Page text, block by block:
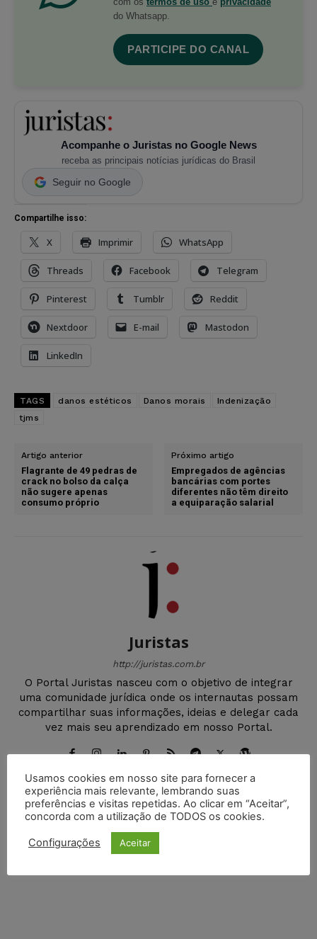
do Whatsapp.
PARTICIPE DO CANAL
Acompanhe o Juristas no Google News
receba as principais notícias jurídicas do Brasil
Seguir no Google
Compartilhe isso:
X Imprimir WhatsApp
Threads Facebook Telegram
Pinterest Tumblr Reddit
Nextdoor E-mail Mastodon
LinkedIn
TAGS danos estéticos Danos morais
Indenização
tjms
Artigo anterior
Flagrante de 49 pedras de
crack no bolso da calça
não sugere apenas
consumo próprio
Próximo artigo
Empregados de agências
bancárias com portes
diferentes não têm direito
a equiparação salarial
Juristas
http://juristas.com.br
O Portal Juristas nasceu com o objetivo de integrar
uma comunidade jurídica onde os internautas possam
compartilhar suas informações, ideias e delegar cada
vez mais seu aprendizado em nosso Portal.
DEIXE UM COMENTÁRIO
Default Comments (0) Facebook Comments
Usamos cookies em nosso site para fornecer a
experiência mais relevante, lembrando suas
preferências e visitas repetidas. Ao clicar em “Aceitar”,
concorda com a utilização de TODOS os cookies.
Configurações Aceitar